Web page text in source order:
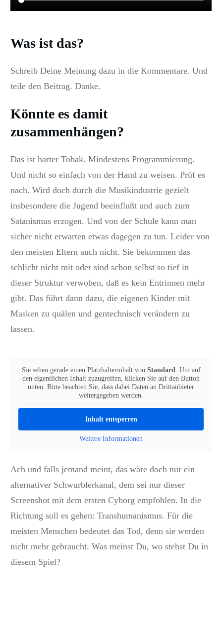
Was ist das?
Schreib Deine Meinung dazu in die Kommentare. Und
teile den Beitrag. Danke.
Könnte es damit
zusammenhängen?
Das ist harter Tobak. Mindestens Programmierung.
Und nicht so einfach von der Hand zu weisen. Prüf es
nach. Wird doch durch die Musikindustrie gezielt
insbesondere die Jugend beeinflußt und auch zum
Satanismus erzogen. Und von der Schule kann man
sicher nicht erwarten etwas dagegen zu tun. Leider von
den meisten Eltern auch nicht. Sie bekommen das
schlicht nicht mit oder sind schon selbst so tief in
dieser Struktur verwoben, daß es kein Entrinnen mehr
gibt. Das führt dann dazu, die eigenen Kinder mit
Masken zu quälen und gentechnisch verändern zu
lassen.
Sie sehen gerade einen Platzhalterinhalt von Standard. Um auf
den eigentlichen Inhalt zuzugreifen, klicken Sie auf den Button
unten. Bitte beachten Sie, dass dabei Daten an Drittanbieter
weitergegeben werden.
Inhalt entsperren
Weitere Informationen
Ach und falls jemand meint, das wäre doch nur ein
alternativer Schwurblerkanal, dem sei nur dieser
Screenshot mit dem ersten Cyborg empfohlen. In die
Richtung soll es gehen: Transhumanismus. Für die
meisten Menschen bedeutet das Tod, denn sie werden
nicht mehr gebraucht. Was meinst Du, wo stehst Du in
diesem Spiel?